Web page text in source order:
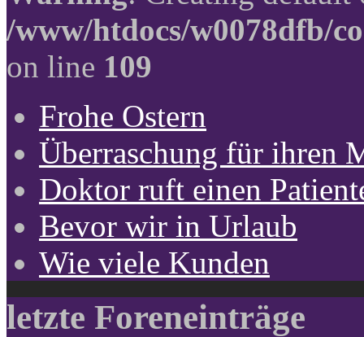
/www/htdocs/w0078dfb/
on line 109
Frohe Ostern
Überraschung für ihren
Doktor ruft einen
Bevor wir in Urlaub
Wie viele Kunden
letzte Foreneinträge